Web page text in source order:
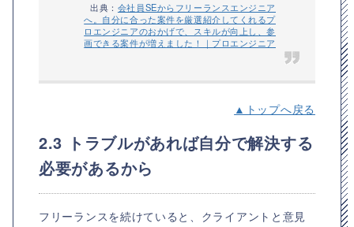
出典： 会社員SEからフリーランスエンジニア
へ。自分に合った案件を厳選紹介してくれるプ
ロエンジニアのおかげで、スキルが向上し、参
画できる案件が増えました！｜プロエンジニア
▲トップへ戻る
2.3 トラブルがあれば自分で解決する
必要があるから
フリーランスを続けていると、クライアントと意見